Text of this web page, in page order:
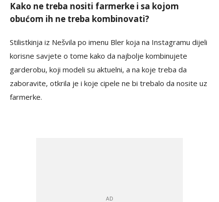
Kako ne treba nositi farmerke i sa kojom
obućom ih ne treba kombinovati?
Stilistkinja iz Nešvila po imenu Bler koja na Instagramu dijeli
korisne savjete o tome kako da najbolje kombinujete
garderobu, koji modeli su aktuelni, a na koje treba da
zaboravite, otkrila je i koje cipele ne bi trebalo da nosite uz
farmerke.